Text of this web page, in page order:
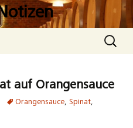
Suchen
nach:
auf Orangensauce
Orangensauce, Spinat,